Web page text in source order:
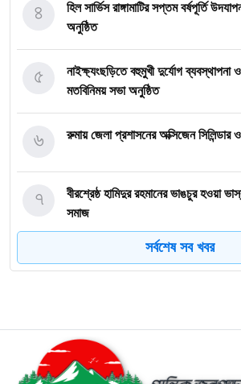
হিল সার্ভিস রাঙ্গামাটির সপ্তম বর্ষপূর্তি
অনুষ্ঠিত
৪
নাইক্ষ্যংছড়িতে বহুমুখী দুর্যোগ
মতবিনিময় সভা অনুষ্ঠিত
৫
রুমায় জেলা প্রশাসনের অক্সিজেন সিলিন্ডার
৬
বীরশ্রেষ্ঠ হামিদুর রহমানের ভাঙচুর হওয়া
সমাজ
৭
৮
শিক্ষা উপকরণ বিতরণ
৯
সর্বশেষ সব খবর